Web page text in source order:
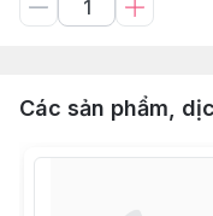
Các sản phẩm,